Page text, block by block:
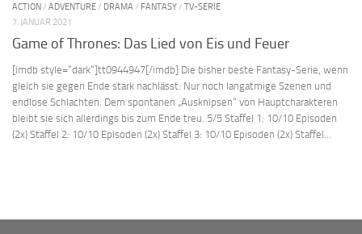
ACTION/ ADVENTURE/ DRAMA / FANTASY/ TV-SERIE
7. JANUAR 2021
Game of Thrones: Das Lied von Eis und Feuer
[imdb style=“dark“]tt0944947[/imdb] Die bisher beste Fantasy-Serie, wenn
gleich sie gegen Ende stark nachlässt: Nur noch langatmige Szenen und
endlose Schlachten. Dem spontanen „Ausknipsen“ von Hauptcharakteren
bleibt sie sich allerdings bis zum Ende treu. 5/5 Staffel 1: 10/10 Episoden
(2x) Staffel 2: 10/10 Episoden (2x) Staffel 3: 10/10 Episoden (2x) Staffel...